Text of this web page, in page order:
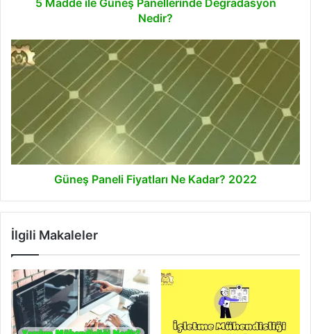
Nedir?
Güneş
Paneli
Fiyatları
Ne
Kadar?
2022
Güneş Paneli Fiyatları Ne Kadar? 2022
İlgili Makaleler